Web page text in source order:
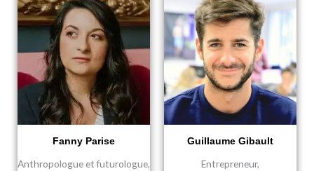
Fanny Parise
Anthropologue et futurologue,
Guillaume Gibault
Entrepreneur,